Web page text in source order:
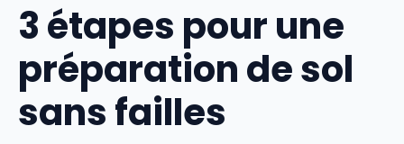
3 étapes pour une
préparation de sol
sans failles